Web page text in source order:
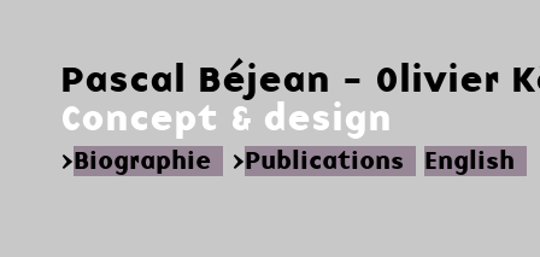
Pascal Béjean - Olivier
Concept & design
>Biographie >Publications English